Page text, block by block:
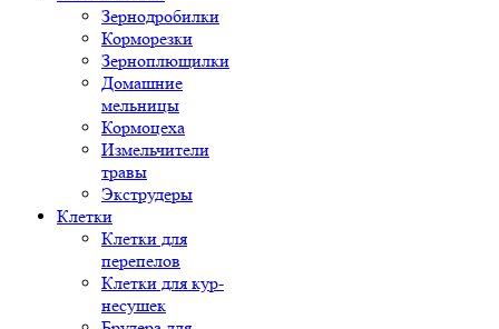
Зернодробилки
Корморезки
Зерноплющилки
Домашние
мельницы
Кормоцеха
Измельчители
травы
Экструдеры
Клетки
Клетки для
перепелов
Клетки для кур-
несушек